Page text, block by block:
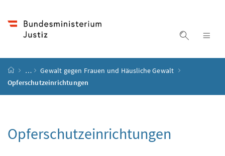
Suche
Startseite
…
Gewalt gegen Frauen und Häusliche Gewalt
Opferschutzeinrichtungen
Opferschutzeinrichtungen